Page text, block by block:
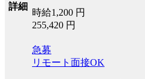
詳細
時給1,200 円
255,420 円
急募
リモート面接OK